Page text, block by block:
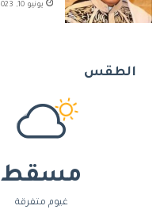
يونيو 10, 2023
الطقس
مسقط
غيوم متفرقة